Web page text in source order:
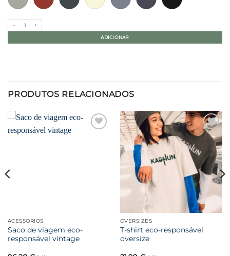
ADICIONAR
PRODUTOS RELACIONADOS
ACESSÓRIOS
Saco de viagem eco-
responsável vintage
Favoritar
OVERSIZES
T-shirt eco-responsável
oversize